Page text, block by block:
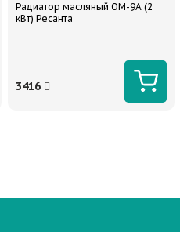
Радиатор масляный ОМ-9А (2
кВт) Ресанта
3416